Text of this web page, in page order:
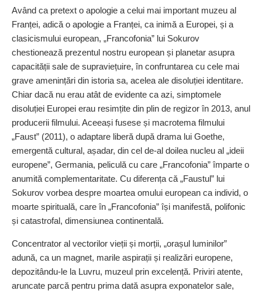
Având ca pretext o apologie a celui mai important muzeu al
Franței, adică o apologie a Franței, ca inimă a Europei, și a
clasicismului european, „Francofonia” lui Sokurov
chestionează prezentul nostru european și planetar asupra
capacității sale de supra­viețuire, în confruntarea cu cele mai
grave amenințări din istoria sa, acelea ale disoluției identitare.
Chiar dacă nu erau atât de evidente ca azi, simptomele
disoluției Europei erau resim­țite din plin de regizor în 2013, anul
producerii filmului. Ace­eași fusese și macrotema filmului
„Faust” (2011), o adaptare liberă după drama lui Goethe,
emergentă cultural, așadar, din cel de‑al doilea nucleu al „ideii
europene”, Germania, peliculă cu care „Francofonia” împarte o
anumită complementaritate. Cu diferența că „Faustul” lui
Sokurov vorbea despre moartea omului european ca individ, o
moarte spirituală, care în „Francofonia” își manifestă, polifonic
și catastrofal, dimensiunea continentală.
Concentrator al vectorilor vieții și morții, „orașul luminilor”
adună, ca un magnet, marile aspirații și realizări europene,
depozitându‑le la Luvru, muzeul prin excelență. Priviri atente,
aruncate parcă pentru prima dată asupra exponatelor sale,